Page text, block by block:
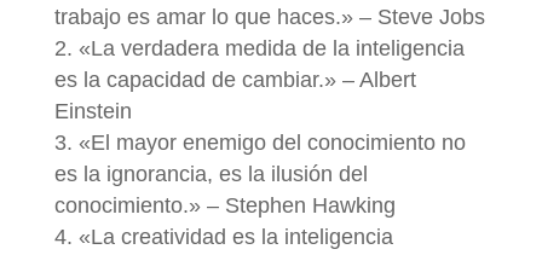
trabajo es amar lo que haces.» – Steve Jobs
«La verdadera medida de la inteligencia
es la capacidad de cambiar.» – Albert
Einstein
«El mayor enemigo del conocimiento no
es la ignorancia, es la ilusión del
conocimiento.» – Stephen Hawking
«La creatividad es la inteligencia